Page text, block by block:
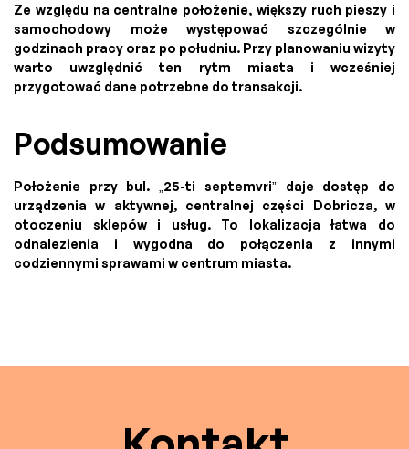
Ze względu na centralne położenie, większy ruch pieszy i
samochodowy może występować szczególnie w
godzinach pracy oraz po południu. Przy planowaniu wizyty
warto uwzględnić ten rytm miasta i wcześniej
przygotować dane potrzebne do transakcji.
Podsumowanie
Położenie przy bul. „25-ti septemvri” daje dostęp do
urządzenia w aktywnej, centralnej części Dobricza, w
otoczeniu sklepów i usług. To lokalizacja łatwa do
odnalezienia i wygodna do połączenia z innymi
codziennymi sprawami w centrum miasta.